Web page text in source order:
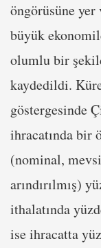
öngörüsüne
büyük
olumlu bir
kaydedildi.
göstergesinde
ihracatında bir
(nominal,
arındırılmış)
ithalatında
ise ihracatta